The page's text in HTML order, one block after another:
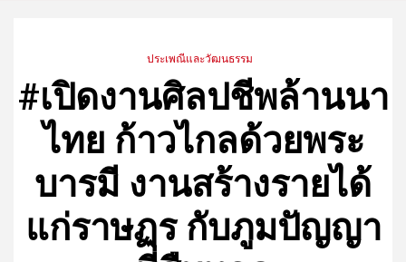
ประเพณีและวัฒนธรรม
#เปิดงานศิลปชีพล้านนา
ไทย ก้าวไกลด้วยพระ
บารมี งานสร้างรายได้
แก่ราษฏร กับภูมปัญญา